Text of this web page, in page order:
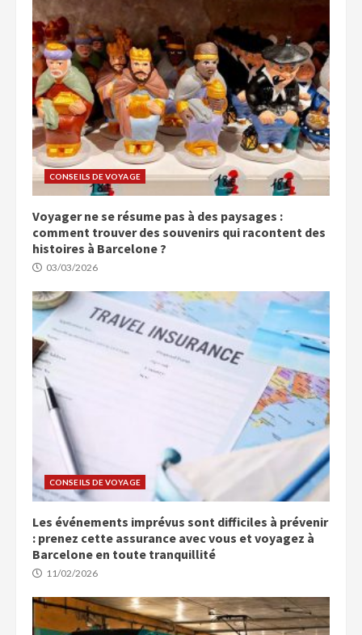
CONSEILS DE VOYAGE
Voyager ne se résume pas à des paysages :
comment trouver des souvenirs qui racontent des
histoires à Barcelone ?
03/03/2026
CONSEILS DE VOYAGE
Les événements imprévus sont difficiles à prévenir
: prenez cette assurance avec vous et voyagez à
Barcelone en toute tranquillité
11/02/2026